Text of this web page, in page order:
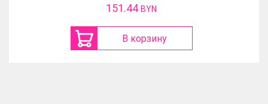
117.01 BYN
В корзину